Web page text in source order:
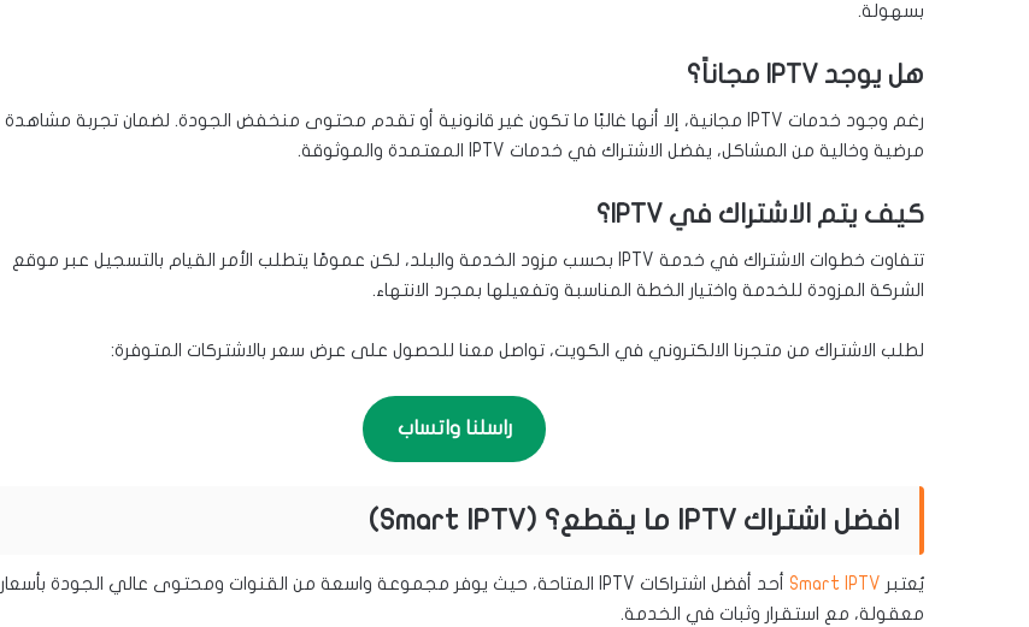
بسهولة.
هل يوجد IPTV مجاناً؟
رغم وجود خدمات IPTV مجانية، إلا أنها غالبًا ما تكون غير قانونية أو تقدم محتوى منخفض الجودة. لضمان تجربة مشاهدة
مرضية وخالية من المشاكل، يفضل الاشتراك في خدمات IPTV المعتمدة والموثوقة.
كيف يتم الاشتراك في IPTV؟
تتفاوت خطوات الاشتراك في خدمة IPTV بحسب مزود الخدمة والبلد، لكن عمومًا يتطلب الأمر القيام بالتسجيل عبر موقع
الشركة المزودة للخدمة واختيار الخطة المناسبة وتفعيلها بمجرد الانتهاء.
لطلب الاشتراك من متجرنا الالكتروني في الكويت، تواصل معنا للحصول على عرض سعر بالاشتركات المتوفرة:
راسلنا واتساب
افضل اشتراك IPTV ما يقطع؟ (Smart IPTV)
يُعتبر Smart IPTV
أحد أفضل اشتراكات IPTV المتاحة، حيث يوفر مجموعة واسعة من القنوات ومحتوى عالي الجودة بأسعار
معقولة، مع استقرار وثبات في الخدمة.